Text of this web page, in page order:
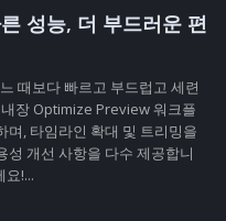
성능, 더 부드러운 편
때보다 빠르고 부드럽고 세련
장 Optimize Preview 워크플
며, 타임라인 확대 및 트리밍을
성 개선 사항을 다수 제공합니
!...